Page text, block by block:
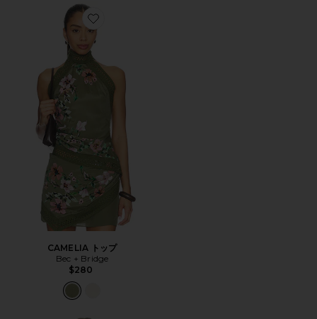
Favorite CAMELIA トップ
CAMELIA トップ
Bec + Bridge
$280